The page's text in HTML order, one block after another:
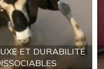
ET DURABILITÉ